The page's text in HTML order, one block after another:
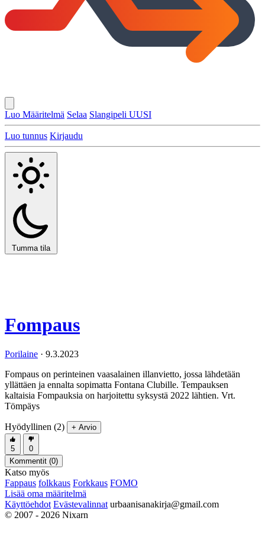
Luo Määritelmä Selaa Slangipeli UUSI
Luo tunnus Kirjaudu
Tumma tila
Fompaus
Porilaine · 9.3.2023
Fompaus on perinteinen vaasalainen illanvietto, jossa lähdetään
yllättäen ja ennalta sopimatta Fontana Clubille. Tempauksen
kaltaisia Fompauksia on harjoitettu syksystä 2022 lähtien. Vrt.
Tömpäys
Hyödyllinen (2) + Arvio
5
0
Kommentit (0)
Katso myös
Fappaus folkkaus Forkkaus FOMO
Lisää oma määritelmä
Käyttöehdot Evästevalinnat urbaanisanakirja@gmail.com
© 2007 - 2026 Nixarn